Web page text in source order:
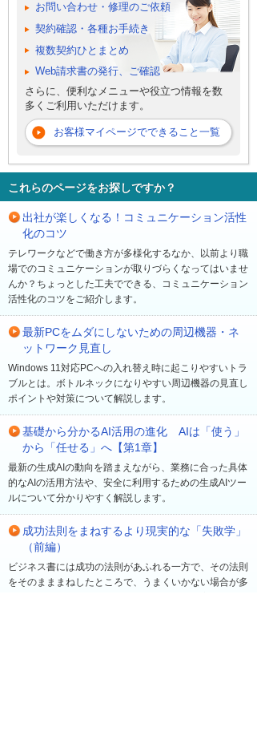
お問い合わせ・修理のご依頼
契約確認・各種お手続き
複数契約ひとまとめ
Web請求書の発行、ご確認
さらに、便利なメニューや役立つ情報を数
多くご利用いただけます。
お客様マイページでできること一覧
これらのページをお探しですか？
出社が楽しくなる！コミュニケーション活性
化のコツ
テレワークなどで働き方が多様化するなか、以前より職
場でのコミュニケーションが取りづらくなってはいませ
んか？ちょっとした工夫でできる、コミュニケーション
活性化のコツをご紹介します。
最新PCをムダにしないための周辺機器・ネ
ットワーク見直し
Windows 11対応PCへの入れ替え時に起こりやすいトラ
ブルとは。ボトルネックになりやすい周辺機器の見直し
ポイントや対策について解説します。
基礎から分かるAI活用の進化 AIは「使う」
から「任せる」へ【第1章】
最新の生成AIの動向を踏まえながら、業務に合った具体
的なAIの活用方法や、安全に利用するための生成AIツー
ルについて分かりやすく解説します。
成功法則をまねするより現実的な「失敗学」
（前編）
ビジネス書には成功の法則があふれる一方で、その法則
をそのまままねしたところで、うまくいかない場合が多